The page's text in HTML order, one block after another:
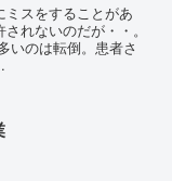
スをすることがあ
れないのだが・・。
いのは転倒。患者さ